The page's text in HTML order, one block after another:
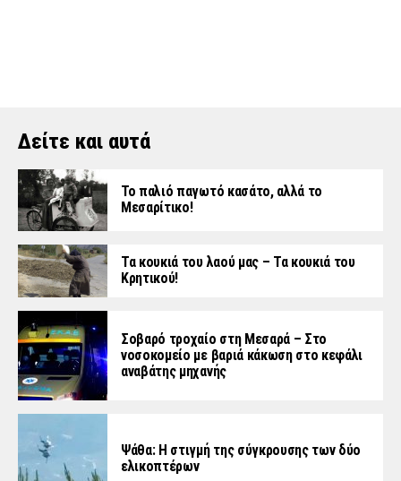
Δείτε και αυτά
Το παλιό παγωτό κασάτο, αλλά το
Μεσαρίτικο!
Τα κουκιά του λαού μας – Τα κουκιά του
Κρητικού!
Σοβαρό τροχαίο στη Μεσαρά – Στο
νοσοκομείο με βαριά κάκωση στο κεφάλι
αναβάτης μηχανής
Ψάθα: Η στιγμή της σύγκρουσης των δύο
ελικοπτέρων